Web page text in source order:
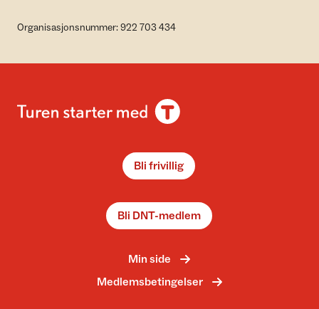
Organisasjonsnummer: 922 703 434
Bli frivillig
Bli DNT-medlem
Min side
Medlemsbetingelser